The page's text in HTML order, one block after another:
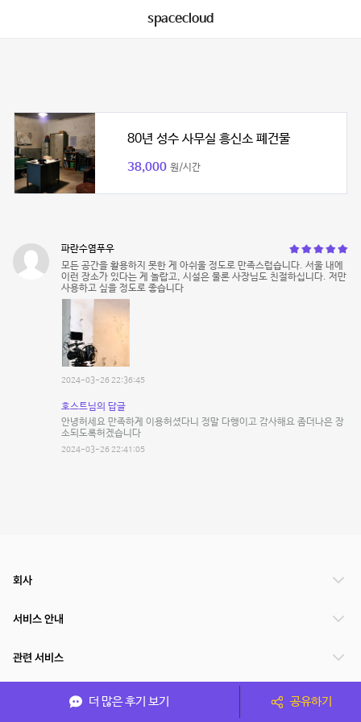
spacecloud
80년 성수 사무실 흥신소 폐건물
38,000 원/시간
파란수염푸우
모든 공간을 활용하지 못한 게 아쉬울 정도로 만족스럽습니다. 서울 내에
이런 장소가 있다는 게 놀랍고, 시설은 물론 사장님도 친절하십니다. 저만
사용하고 싶을 정도로 좋습니다
2024-03-26 22:36:45
호스트님의 답글
안녕허세요 만족하게 이용허셨다니 정말 다행이고 감사해요 좀더나은 장
소되도록허겠습니다
2024-03-26 22:41:05
더 많은 후기 보기 공유하기
회사
서비스 안내
관련 서비스